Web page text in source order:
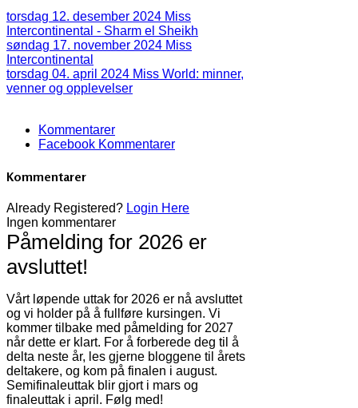
torsdag 12. desember 2024 Miss
Intercontinental - Sharm el Sheikh
søndag 17. november 2024 Miss
Intercontinental
torsdag 04. april 2024 Miss World: minner,
venner og opplevelser
Kommentarer
Facebook Kommentarer
Kommentarer
Already Registered? Login Here
Ingen kommentarer
Påmelding for 2026 er
avsluttet!
Vårt løpende uttak for 2026 er nå avsluttet
og vi holder på å fullføre kursingen. Vi
kommer tilbake med påmelding for 2027
når dette er klart. For å forberede deg til å
delta neste år, les gjerne bloggene til årets
deltakere, og kom på finalen i august.
Semifinaleuttak blir gjort i mars og
finaleuttak i april. Følg med!